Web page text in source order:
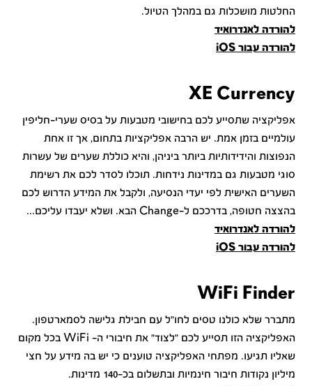
החלטות מושכלות גם במהלך הטיול.
להורדה לאנדרואיד
להורדה עבור iOS
XE Currency
אפליקציה שתסייע לכם בחישובי מטבעות על בסיס שערי-חליפין
עולמיים בזמן אמת. יש הרבה אפליקציות בתחום, אך זו אחת
הנפוצות והידידותיות ביותר ביניהן, והיא כוללת שערים של עשרות
סוגי מטבעות גם במדינות נידחות. תוכלו לסדר לכם את רשימת
השערים האישית לפי יעדי הנסיעה, ולקבל את המידע הדרוש לכם
בהצצה חטופה, בדרככם ל-Change הבא. ושלא יעבדו עליכם...
להורדה לאנדרואיד
להורדה עבור iOS
WiFi Finder
מתברר שלא כולנו טסים לחו"ל עם חבילת גלישה לסמארטפון.
האפליקציה הזו תסייע לכם "לצוד" את חיבורי ה-
WiFi בכל מקום
שאליו תגיעו. מפתחי האפליקציה טוענים כי יש בה מידע על חצי
מיליון נקודות חיבור חינמיות ובתשלום בכ-140 מדינות.